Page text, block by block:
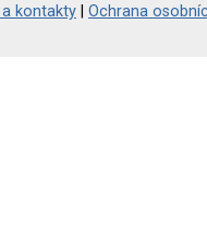
kontakty
Ochrana